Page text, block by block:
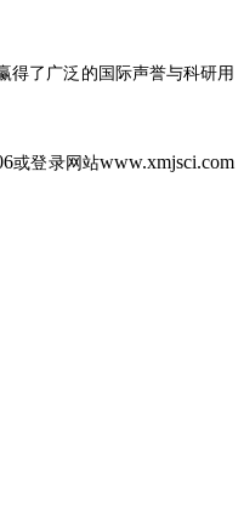
得了广泛的国际声誉与科研用
或登录网站www.xmjsci.com